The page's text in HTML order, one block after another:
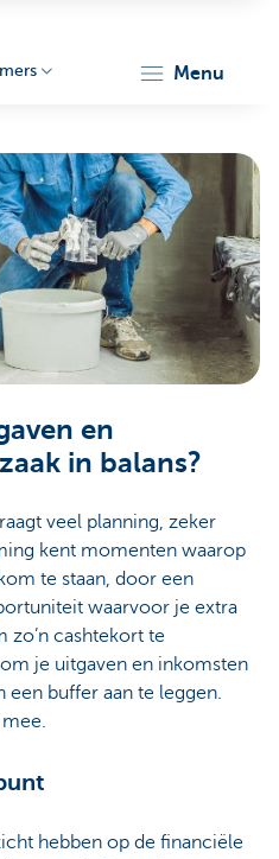
menu
en
in balans?
veel planning, zeker
kent momenten waarop
te staan, door een
waarvoor je extra
zo’n cashtekort te
je uitgaven en inkomsten
een buffer aan te leggen.
hebben op de financiële